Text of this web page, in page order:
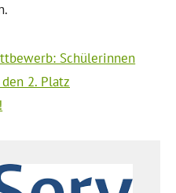
Schülerinnen
2. Platz